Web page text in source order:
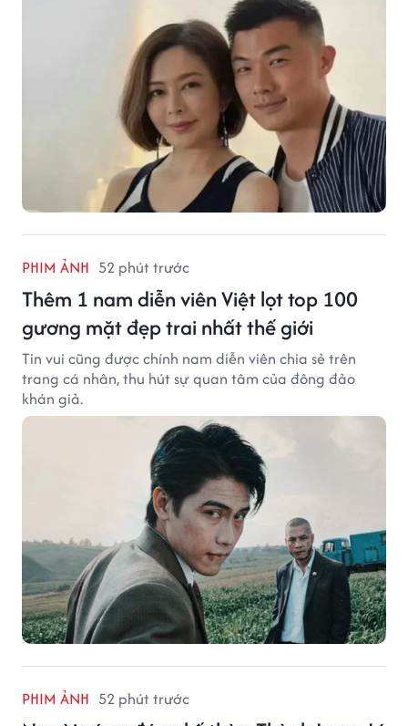
52 phút trước
Thêm 1 nam diễn viên Việt lọt top 100
gương mặt đẹp trai nhất thế giới
Tin vui cũng được chính nam diễn viên chia sẻ trên
trang cá nhân, thu hút sự quan tâm của đông đảo
52 phút trước
Người xứng đáng kế thừa Thành Long, Lý
Từng được xem là "người kế nhiệm Lý Liên Kiệt" từ khi
còn nhỏ, Tạ Miêu đã trải qua hơn ba thập niên thăng
trầm trước khi trở lại đường đua điện ảnh bằng chính
sở trường võ thuật.